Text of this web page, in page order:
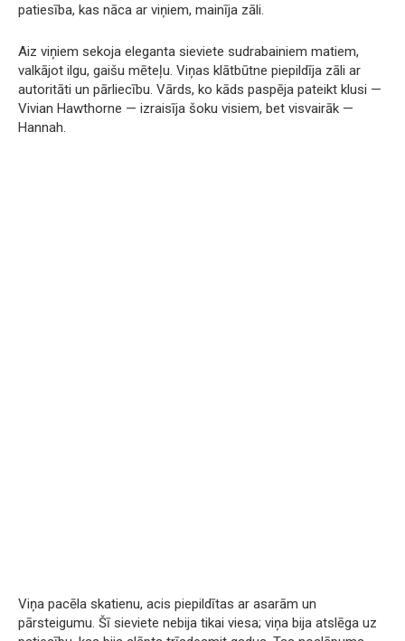
patiesība, kas nāca ar viņiem, mainīja zāli.
Aiz viņiem sekoja eleganta sieviete sudrabainiem matiem,
valkājot ilgu, gaišu mēteļu. Viņas klātbūtne piepildīja zāli ar
autoritāti un pārliecību. Vārds, ko kāds paspēja pateikt klusi —
Vivian Hawthorne — izraisīja šoku visiem, bet visvairāk —
Hannah.
Viņa pacēla skatienu, acis piepildītas ar asarām un
pārsteigumu. Šī sieviete nebija tikai viesa; viņa bija atslēga uz